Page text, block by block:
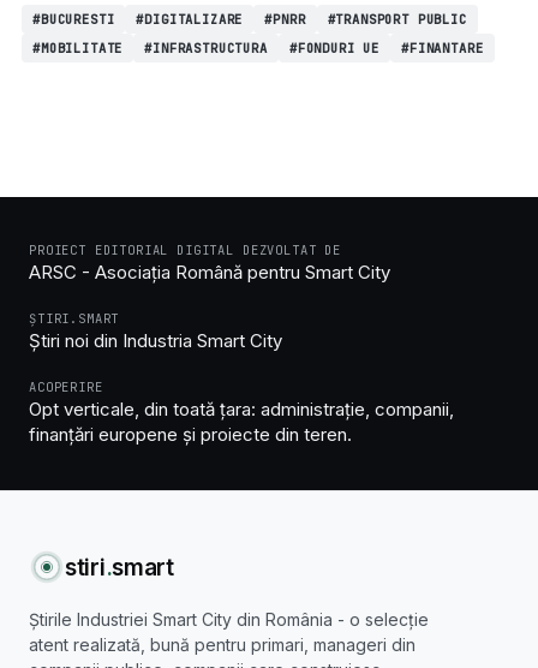
#BUCURESTI #DIGITALIZARE #PNRR
#TRANSPORT PUBLIC
#MOBILITATE
#INFRASTRUCTURA #FONDURI UE #FINANTARE
PROIECT EDITORIAL DIGITAL DEZVOLTAT DE
ARSC - Asociația Română pentru Smart City
ȘTIRI.SMART
Știri noi din Industria Smart City
ACOPERIRE
Opt verticale, din toată țara: administrație, companii,
finanțări europene și proiecte din teren.
stiri.smart
Știrile Industriei Smart City din România - o selecție
atent realizată, bună pentru primari, manageri din